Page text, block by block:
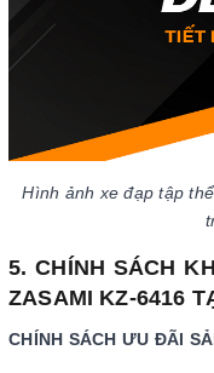
Hình ảnh xe đạp tập
5. CHÍNH SÁCH
ZASAMI KZ-6416
CHÍNH SÁCH ƯU ĐÃI